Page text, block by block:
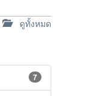
ดูทั้งหมด
7